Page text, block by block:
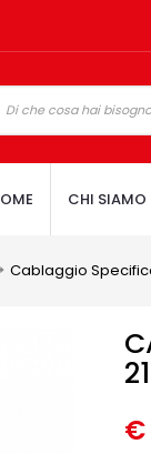
CHI SIAMO
Cablaggio
€